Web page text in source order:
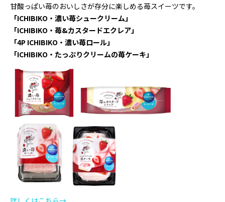
甘酸っぱい苺のおいしさが存分に楽しめる苺スイーツです。
「ICHIBIKO・濃い苺シュークリーム」
「ICHIBIKO・苺&カスタードエクレア」
「4P ICHIBIKO・濃い苺ロール」
「ICHIBIKO・たっぷりクリームの苺ケーキ」